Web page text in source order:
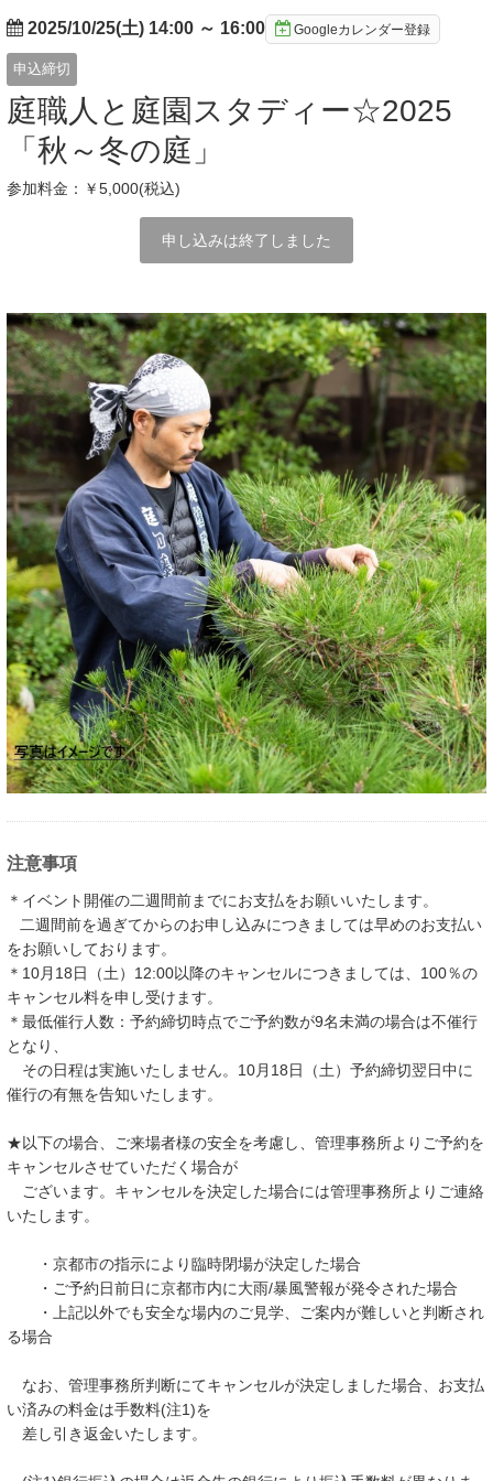
2025/10/25(土) 14:00 ～ 16:00 Googleカレンダー登録
申込締切
庭職人と庭園スタディー☆2025
「秋～冬の庭」
参加料金：￥5,000(税込)
申し込みは終了しました
注意事項
＊イベント開催の二週間前までにお支払をお願いいたします。
二週間前を過ぎてからのお申し込みにつきましては早めのお支払い
をお願いしております。
＊10月18日（土）12:00以降のキャンセルにつきましては、100％の
キャンセル料を申し受けます。
＊最低催行人数：予約締切時点でご予約数が9名未満の場合は不催行
となり、
その日程は実施いたしません。10月18日（土）予約締切翌日中に
催行の有無を告知いたします。
★以下の場合、ご来場者様の安全を考慮し、管理事務所よりご予約を
キャンセルさせていただく場合が
ございます。キャンセルを決定した場合には管理事務所よりご連絡
いたします。
・京都市の指示により臨時閉場が決定した場合
・ご予約日前日に京都市内に大雨/暴風警報が発令された場合
・上記以外でも安全な場内のご見学、ご案内が難しいと判断され
る場合
なお、管理事務所判断にてキャンセルが決定しました場合、お支払
い済みの料金は手数料(注1)を
差し引き返金いたします。